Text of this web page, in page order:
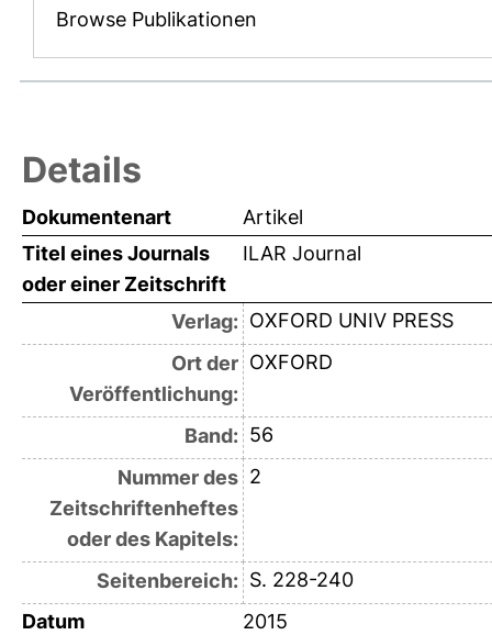
Browse Publikationen
Details
Dokumentenart
Artikel
Titel eines Journals
oder einer Zeitschrift
ILAR Journal
Verlag: OXFORD UNIV PRESS
Ort der
Veröffentlichung:
OXFORD
Band: 56
Nummer des
Zeitschriftenheftes
oder des Kapitels:
2
Seitenbereich: S. 228-240
Datum
2015